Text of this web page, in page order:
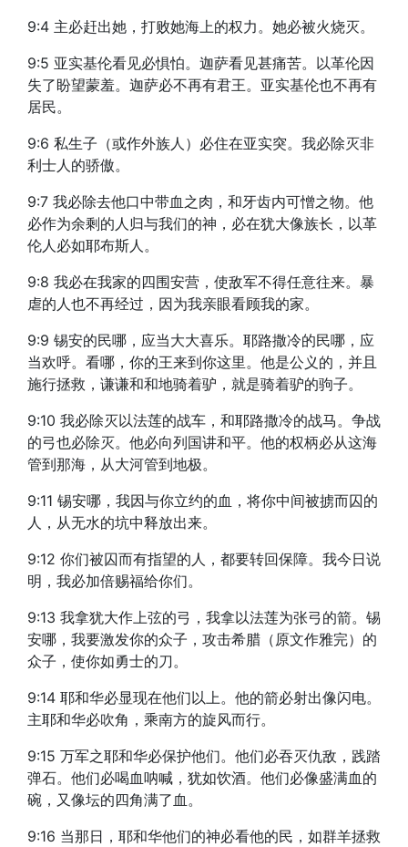
9:4 主必赶出她，打败她海上的权力。她必被火烧灭。
9:5 亚实基伦看见必惧怕。迦萨看见甚痛苦。以革伦因
失了盼望蒙羞。迦萨必不再有君王。亚实基伦也不再有
居民。
9:6 私生子（或作外族人）必住在亚实突。我必除灭非
利士人的骄傲。
9:7 我必除去他口中带血之肉，和牙齿内可憎之物。他
必作为余剩的人归与我们的神，必在犹大像族长，以革
伦人必如耶布斯人。
9:8 我必在我家的四围安营，使敌军不得任意往来。暴
虐的人也不再经过，因为我亲眼看顾我的家。
9:9 锡安的民哪，应当大大喜乐。耶路撒冷的民哪，应
当欢呼。看哪，你的王来到你这里。他是公义的，并且
施行拯救，谦谦和和地骑着驴，就是骑着驴的驹子。
9:10 我必除灭以法莲的战车，和耶路撒冷的战马。争战
的弓也必除灭。他必向列国讲和平。他的权柄必从这海
管到那海，从大河管到地极。
9:11 锡安哪，我因与你立约的血，将你中间被掳而囚的
人，从无水的坑中释放出来。
9:12 你们被囚而有指望的人，都要转回保障。我今日说
明，我必加倍赐福给你们。
9:13 我拿犹大作上弦的弓，我拿以法莲为张弓的箭。锡
安哪，我要激发你的众子，攻击希腊（原文作雅完）的
众子，使你如勇士的刀。
9:14 耶和华必显现在他们以上。他的箭必射出像闪电。
主耶和华必吹角，乘南方的旋风而行。
9:15 万军之耶和华必保护他们。他们必吞灭仇敌，践踏
弹石。他们必喝血呐喊，犹如饮酒。他们必像盛满血的
碗，又像坛的四角满了血。
9:16 当那日，耶和华他们的神必看他的民，如群羊拯救